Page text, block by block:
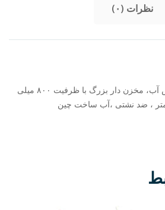
نظرات (۰)
باتری شارژی، قابلیت مکش آب، مخزن دار بزرگ با ظرفیت ۸۰۰ میلی